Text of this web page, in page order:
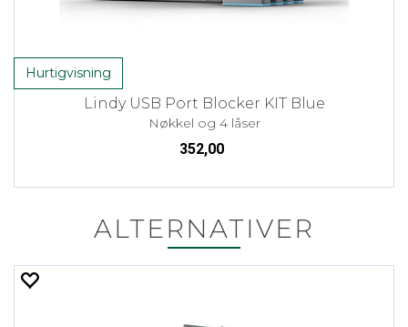
Hurtigvisning
Lindy USB Port Blocker KIT Blue
Nøkkel og 4 låser
352,00
ALTERNATIVER